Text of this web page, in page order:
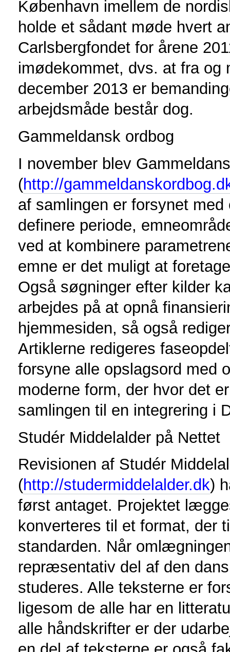
København imellem de
holde et sådant møde hvert
Carlsbergfondet for årene
imødekommet, dvs. at fra og
december 2013 er
arbejdsmåde består dog.
Gammeldansk ordbog
I november blev
(http://
af samlingen er forsynet
definere periode,
ved at kombinere
emne er det muligt at
Også søgninger efter kilder
arbejdes på at opnå
hjemmesiden, så også
Artiklerne redigeres
forsyne alle opslagsord med
moderne form, der hvor det
samlingen til en integrering i
Studér Middelalder på Nettet
Revisionen af Studér
(http://studermiddelalder.dk)
først antaget. Projektet
konverteres til et format, der
standarden. Når
repræsentativ del af den
studeres. Alle teksterne er
ligesom de alle har en
alle håndskrifter er der